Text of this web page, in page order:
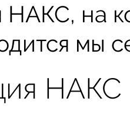
НАКС, на
мы
НАКС